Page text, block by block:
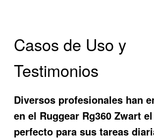
Casos de Uso y
Testimonios
Diversos profesionales han
en el Ruggear Rg360 Zwart
perfecto para sus tareas